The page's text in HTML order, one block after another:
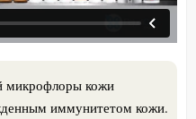
микрофлоры кожи
иммунитетом кожи.